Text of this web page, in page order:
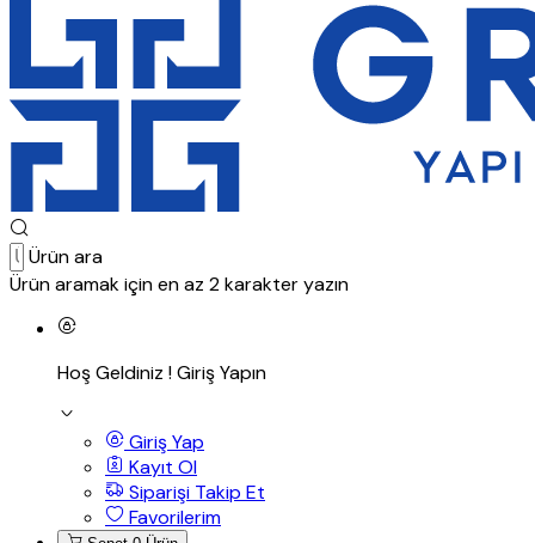
Ürün ara
Ürün aramak için en az 2 karakter yazın
Hoş Geldiniz !Giriş Yapın
Giriş Yap
Kayıt Ol
Siparişi Takip Et
Favorilerim